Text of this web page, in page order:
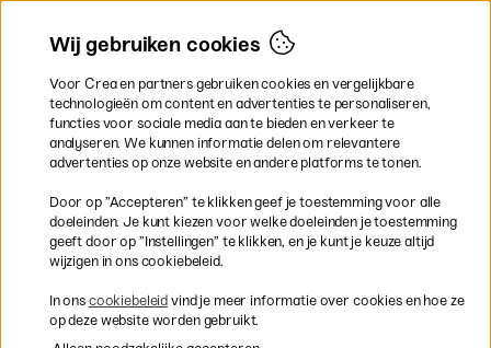
Denmark
Finland
Ireland
Germany
UK
EU
gelden voor volumineuze producten.
Snel en veilig met creditcard of iDEAL
Wij gebruiken cookies
Voor Crea en partners gebruiken cookies en vergelijkbare
technologieën om content en advertenties te personaliseren,
functies voor sociale media aan te bieden en verkeer te
analyseren. We kunnen informatie delen om relevantere
advertenties op onze website en andere platforms te tonen.
Door op ”Accepteren” te klikken geef je toestemming voor alle
doeleinden. Je kunt kiezen voor welke doeleinden je toestemming
geeft door op ”Instellingen” te klikken, en je kunt je keuze altijd
wijzigen in ons cookiebeleid.
In ons cookiebeleid vind je meer informatie over cookies en hoe ze
op deze website worden gebruikt.